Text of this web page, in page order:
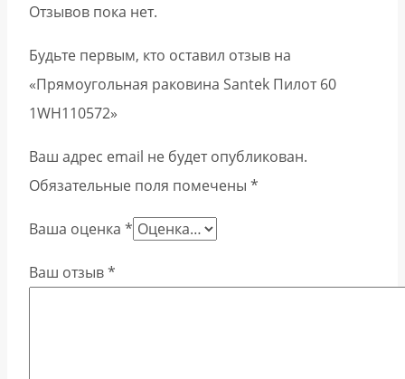
Отзывов пока нет.
Будьте первым, кто оставил отзыв на
«Прямоугольная раковина Santek Пилот 60
1WH110572»
Ваш адрес email не будет опубликован.
Обязательные поля помечены *
Ваша оценка *
Ваш отзыв*